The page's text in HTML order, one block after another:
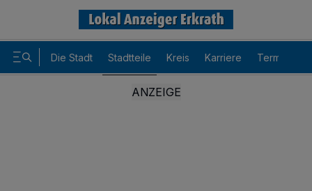
Die Stadt Stadtteile Kreis Karriere Termine